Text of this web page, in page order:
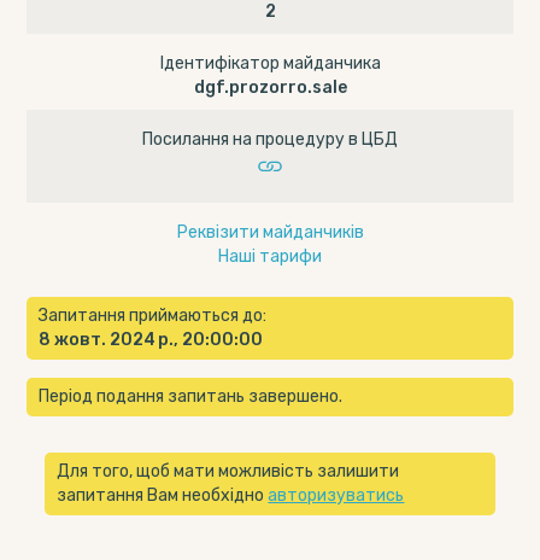
2
Ідентифікатор майданчика
dgf.prozorro.sale
Посилання на процедуру в ЦБД
Реквізити майданчиків
Наші тарифи
Запитання приймаються до:
8 жовт. 2024 р., 20:00:00
Період подання запитань завершено.
Для того, щоб мати можливість залишити
запитання Вам необхідноавторизуватись